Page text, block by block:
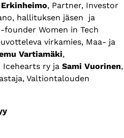
, Partner, Investor
hallituksen jäsen ja
founder Women in Tech
virkamies, Maa- ja
Vartiamäki,
Icehearts ry ja Sami Vuorinen,
Valtiontalouden